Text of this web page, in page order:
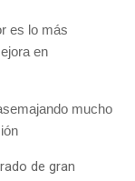
es lo más
en
mucho
de gran